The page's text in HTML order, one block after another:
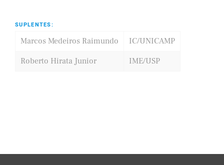
SUPLENTES:
Marcos Medeiros Raimundo
IC/UNICAMP
Roberto Hirata Junior
IME/USP